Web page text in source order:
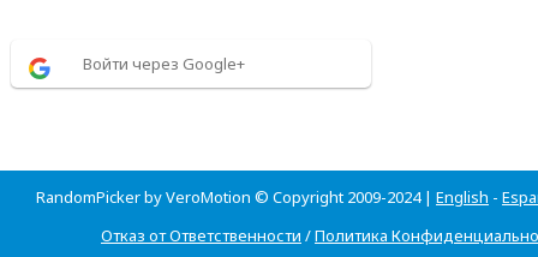
Войти через Google+
RandomPicker by VeroMotion © Copyright 2009-2024 | English -
Отказ от Ответственности /Политика